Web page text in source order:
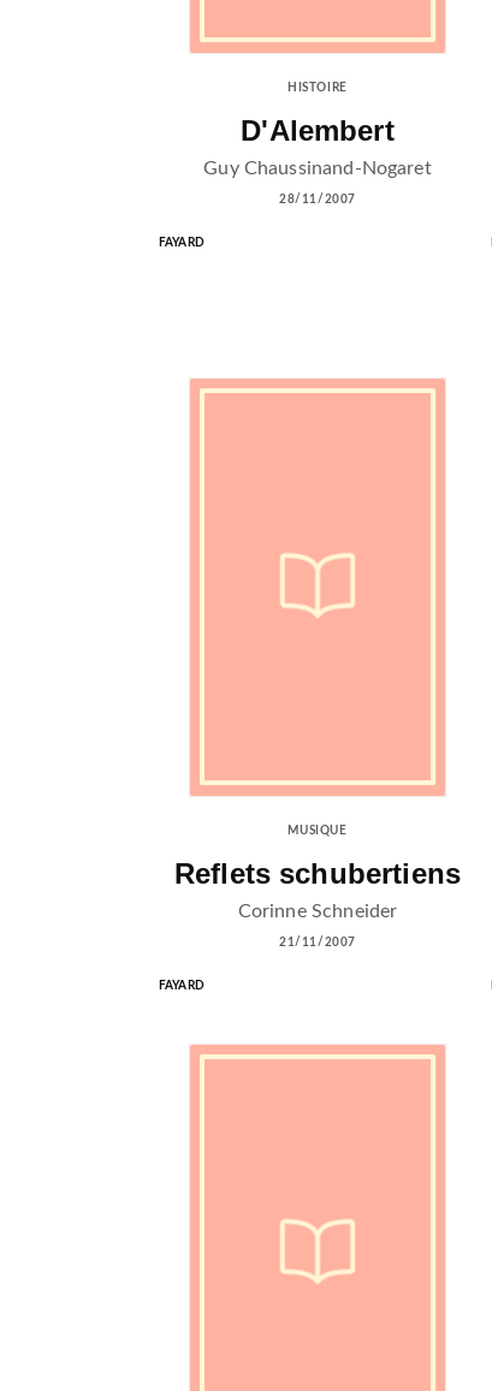
HISTOIRE
D'Alembert
Guy Chaussinand-Nogaret
28/11/2007
FAYARD
MUSIQUE
Reflets schubertiens
Corinne Schneider
21/11/2007
FAYARD